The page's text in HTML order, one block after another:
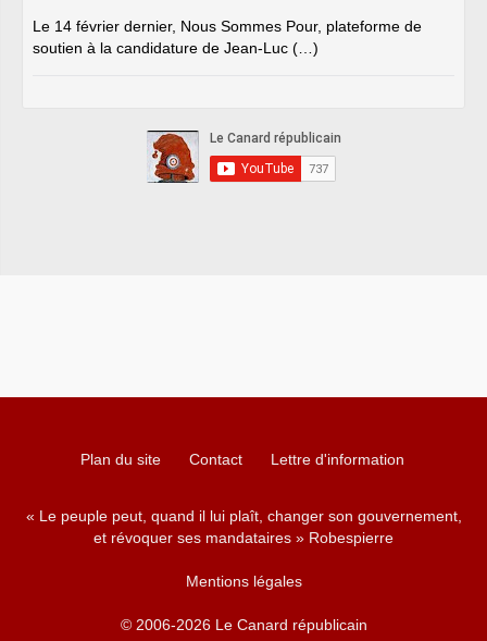
Le 14 février dernier, Nous Sommes Pour, plateforme de
soutien à la candidature de Jean-Luc (…)
Plan du site Contact Lettre d'information
« Le peuple peut, quand il lui plaît, changer son gouvernement,
et révoquer ses mandataires » Robespierre
Mentions légales
© 2006-2026 Le Canard républicain